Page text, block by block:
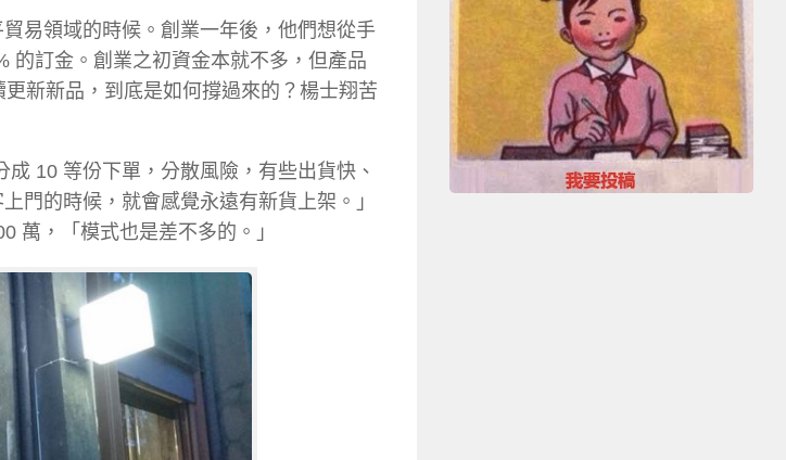
易領域的時候。創業一年後，他們想從手
的訂金。創業之初資金本就不多，但產品
新新品，到底是如何撐過來的？楊士翔苦
10 等份下單，分散風險，有些出貨快、
門的時候，就會感覺永遠有新貨上架。」
萬，「模式也是差不多的。」